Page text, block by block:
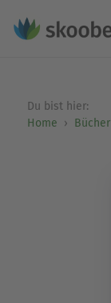
Du bist hier:
Home
Bücher